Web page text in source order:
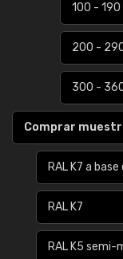
100 - 190
200 -
300 -
Comprar
RAL K7 a
RAL K7
RAL K5 semi-